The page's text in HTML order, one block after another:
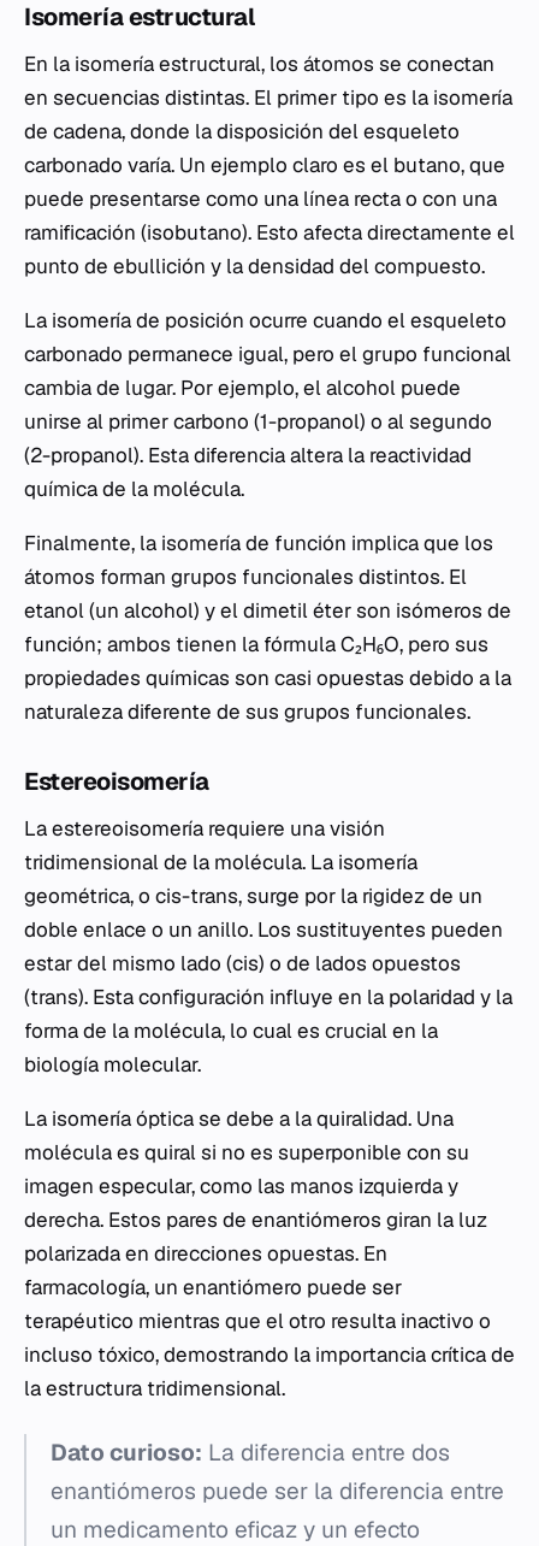
Isomería estructural
En la isomería estructural, los átomos se conectan
en secuencias distintas. El primer tipo es la isomería
de cadena, donde la disposición del esqueleto
carbonado varía. Un ejemplo claro es el butano, que
puede presentarse como una línea recta o con una
ramificación (isobutano). Esto afecta directamente el
punto de ebullición y la densidad del compuesto.
La isomería de posición ocurre cuando el esqueleto
carbonado permanece igual, pero el grupo funcional
cambia de lugar. Por ejemplo, el alcohol puede
unirse al primer carbono (1-propanol) o al segundo
(2-propanol). Esta diferencia altera la reactividad
química de la molécula.
Finalmente, la isomería de función implica que los
átomos forman grupos funcionales distintos. El
etanol (un alcohol) y el dimetil éter son isómeros de
función; ambos tienen la fórmula C₂H₆O, pero sus
propiedades químicas son casi opuestas debido a la
naturaleza diferente de sus grupos funcionales.
Estereoisomería
La estereoisomería requiere una visión
tridimensional de la molécula. La isomería
geométrica, o cis-trans, surge por la rigidez de un
doble enlace o un anillo. Los sustituyentes pueden
estar del mismo lado (cis) o de lados opuestos
(trans). Esta configuración influye en la polaridad y la
forma de la molécula, lo cual es crucial en la
biología molecular.
La isomería óptica se debe a la quiralidad. Una
molécula es quiral si no es superponible con su
imagen especular, como las manos izquierda y
derecha. Estos pares de enantiómeros giran la luz
polarizada en direcciones opuestas. En
farmacología, un enantiómero puede ser
terapéutico mientras que el otro resulta inactivo o
incluso tóxico, demostrando la importancia crítica de
la estructura tridimensional.
Dato curioso: La diferencia entre dos
enantiómeros puede ser la diferencia entre
un medicamento eficaz y un efecto